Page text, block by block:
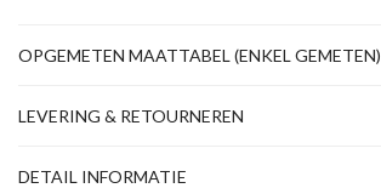
OPGEMETEN MAATTABEL (ENKEL GEMETEN)
LEVERING & RETOURNEREN
DETAIL INFORMATIE